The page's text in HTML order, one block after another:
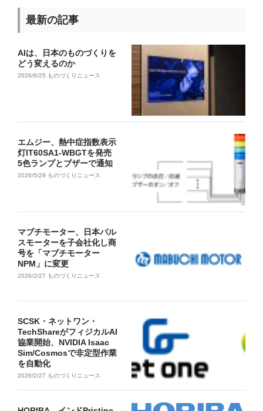
最新の記事
AIは、日本のものづくりを
どう変えるのか
2026/6/25 ものづくりニュース
エムジー、熱中症指数表示
灯IT60SA1-WBGTを発売
5色ランプとブザーで通知
2026/5/29 ものづくりニュース
マブチモーター、日本パル
スモーターを子会社化し商
号を「マブチモーター
NPM」に変更
2026/2/27 ものづくりニュース
SCSK・ネットワン・
TechShareがフィジカルAI
協業開始、NVIDIA Isaac
Sim/Cosmosで非定型作業
を自動化
2026/2/27 ものづくりニュース